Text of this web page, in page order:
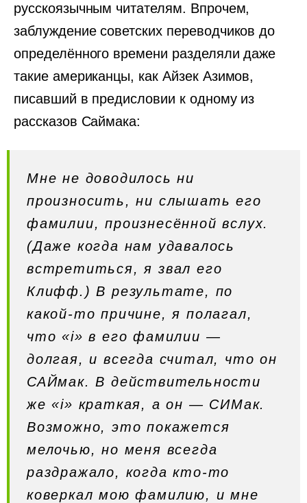
русскоязычным читателям. Впрочем,
заблуждение советских переводчиков до
определённого времени разделяли даже
такие американцы, как Айзек Азимов,
писавший в предисловии к одному из
рассказов Саймака:
Мне не доводилось ни
произносить, ни слышать его
фамилии, произнесённой вслух.
(Даже когда нам удавалось
встретиться, я звал его
Клифф.) В результате, по
какой-то причине, я полагал,
что «i» в его фамилии —
долгая, и всегда считал, что он
САЙмак. В действительности
же «i» краткая, а он — СИМак.
Возможно, это покажется
мелочью, но меня всегда
раздражало, когда кто-то
коверкал мою фамилию, и мне